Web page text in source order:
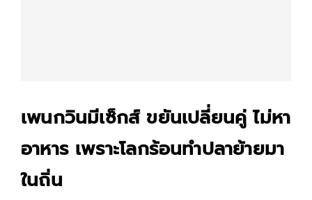
เพนกวินมีเซ็กส์ ขยันเปลี่ยนคู่ ไม่หา
อาหาร เพราะโลกร้อนทำปลาย้ายมา
ในถิ่น